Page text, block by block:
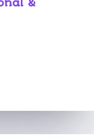
&